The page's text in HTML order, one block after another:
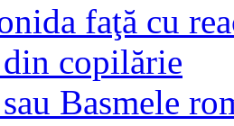
faţă cu
copilărie
Basmele